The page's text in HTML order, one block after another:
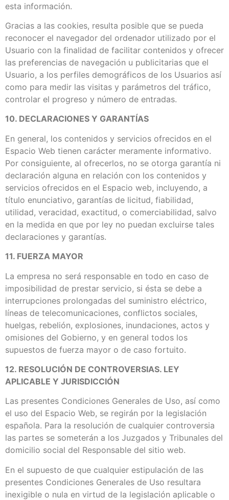
esta información.
Gracias a las cookies, resulta posible que se pueda
reconocer el navegador del ordenador utilizado por el
Usuario con la finalidad de facilitar contenidos y ofrecer
las preferencias de navegación u publicitarias que el
Usuario, a los perfiles demográficos de los Usuarios así
como para medir las visitas y parámetros del tráfico,
controlar el progreso y número de entradas.
10. DECLARACIONES Y GARANTÍAS
En general, los contenidos y servicios ofrecidos en el
Espacio Web tienen carácter meramente informativo.
Por consiguiente, al ofrecerlos, no se otorga garantía ni
declaración alguna en relación con los contenidos y
servicios ofrecidos en el Espacio web, incluyendo, a
título enunciativo, garantías de licitud, fiabilidad,
utilidad, veracidad, exactitud, o comerciabilidad, salvo
en la medida en que por ley no puedan excluirse tales
declaraciones y garantías.
11. FUERZA MAYOR
La empresa no será responsable en todo en caso de
imposibilidad de prestar servicio, si ésta se debe a
interrupciones prolongadas del suministro eléctrico,
líneas de telecomunicaciones, conflictos sociales,
huelgas, rebelión, explosiones, inundaciones, actos y
omisiones del Gobierno, y en general todos los
supuestos de fuerza mayor o de caso fortuito.
12. RESOLUCIÓN DE CONTROVERSIAS. LEY
APLICABLE Y JURISDICCIÓN
Las presentes Condiciones Generales de Uso, así como
el uso del Espacio Web, se regirán por la legislación
española. Para la resolución de cualquier controversia
las partes se someterán a los Juzgados y Tribunales del
domicilio social del Responsable del sitio web.
En el supuesto de que cualquier estipulación de las
presentes Condiciones Generales de Uso resultara
inexigible o nula en virtud de la legislación aplicable o